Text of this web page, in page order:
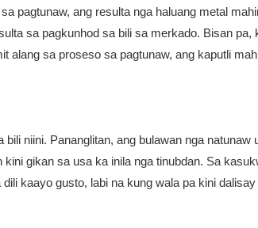
pagtunaw, ang resulta nga haluang metal
sa pagkunhod sa bili sa merkado. Bisan pa,
alang sa proseso sa pagtunaw, ang kaputli
niini. Pananglitan, ang bulawan nga natunaw
gikan sa usa ka inila nga tinubdan. Sa
kaayo gusto, labi na kung wala pa kini